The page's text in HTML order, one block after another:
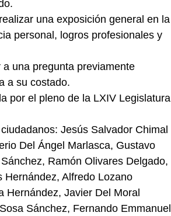
una exposición general en la
personal, logros profesionales y
una pregunta previamente
a su costado.
por el pleno de la LXIV Legislatura
Jesús Salvador Chimal
Del Ángel Marlasca, Gustavo
Ramón Olivares Delgado,
Hernández, Alfredo Lozano
Hernández, Javier Del Moral
Sánchez, Fernando Emmanuel